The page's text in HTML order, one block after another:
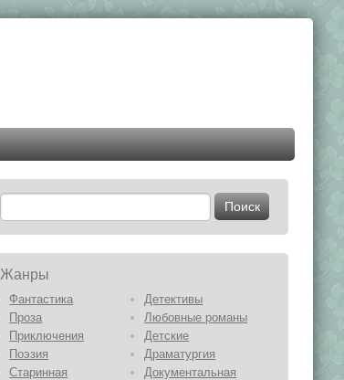
Жанры
Фантастика
Детективы
Проза
Любовные романы
Приключения
Детские
Поэзия
Драматургия
Старинная
Документальная